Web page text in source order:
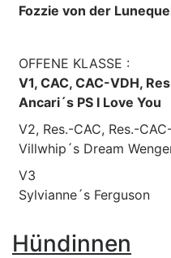
Fozzie von der
OFFENE KLASSE :
V1, CAC, CAC-VDH,
Ancari´s PS I Love You
V2, Res.-CAC, Res.-
Villwhip´s Dream
V3
Sylvianne´s Ferguson
Hündinnen